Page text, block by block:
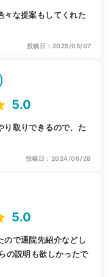
々な提案もしてくれた
投稿日：2025/05/07
5.0
り取りできるので、た
投稿日：2024/06/28
5.0
ので通院先紹介などし
の説明も欲しかったで